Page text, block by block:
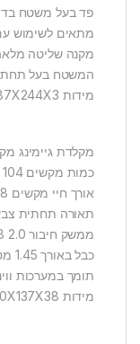
פד בעל משטח בד
מתאים לשימוש
מקנה שליטה
המשטח בעל
מידות 287X244X3 ממ
מקלדת גיימינג
כמות מקשים 104
אורך חיי מקשים 8 מיליון לחיצות
תאורה תחתית
ממשק חיבור USB 2.0
כבל באורך 1.45 מטר
תומך במערכות ווינדוס 7
מידות 440X137X38 ממ